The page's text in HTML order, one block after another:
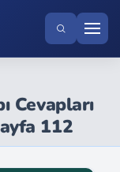
Cevapları
112